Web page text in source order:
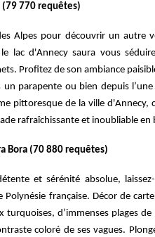
(79 770 requêtes)
Alpes pour découvrir un autre
lac d'Annecy saura vous
Profitez de son ambiance
parapente ou bien depuis
pittoresque de la ville
rafraîchissante et inoubliable en
Bora (70 880 requêtes)
et sérénité absolue,
Polynésie française. Décor de
turquoises, d’immenses plages
coloré de ses vagues.